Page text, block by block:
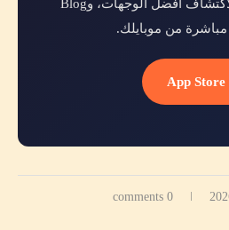
وDestination Explorer لاكتشاف أفضل الوجهات، وBlog
0 comments